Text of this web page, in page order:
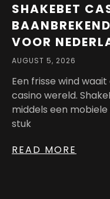
SHAKEBET
VOOR
AUGUST 5, 2026
Een frisse wind
casino wereld.
middels een
stuk
READ MORE